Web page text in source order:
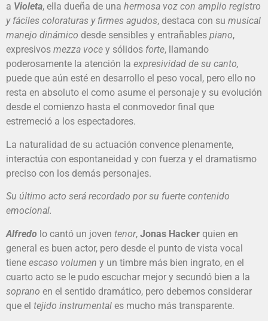
a Violeta, ella dueña de una hermosa voz con amplio registro
y fáciles coloraturas y firmes agudos, destaca con su musical
manejo dinámico desde sensibles y entrañables piano,
expresivos mezza voce y sólidos forte, llamando
poderosamente la atención la expresividad de su canto,
puede que aún esté en desarrollo el peso vocal, pero ello no
resta en absoluto el como asume el personaje y su evolución
desde el comienzo hasta el conmovedor final que
estremeció a los espectadores.
La naturalidad de su actuación convence plenamente,
interactúa con espontaneidad y con fuerza y el dramatismo
preciso con los demás personajes.
Su último acto será recordado por su fuerte contenido
emocional.
Alfredo lo cantó un joven tenor, Jonas Hacker quien en
general es buen actor, pero desde el punto de vista vocal
tiene escaso volumen y un timbre más bien ingrato, en el
cuarto acto se le pudo escuchar mejor y secundó bien a la
soprano en el sentido dramático, pero debemos considerar
que el tejido instrumental es mucho más transparente.